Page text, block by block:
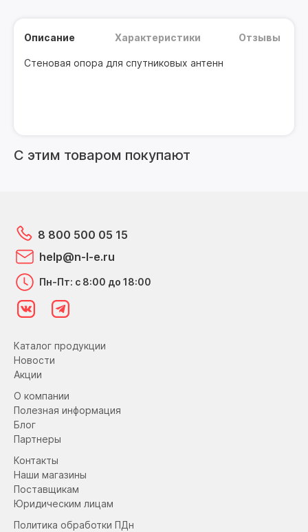
Описание
Стеновая опора для спутниковых антенн
Характеристики Отзывы
С этим товаром покупают
Каталог продукции
Новости
Акции
О компании
Полезная информация
Блог
Партнеры
Контакты
Наши магазины
Поставщикам
Юридическим лицам
Политика обработки ПДн
8 800 500 05 15
help@n-l-e.ru
Пн-Пт: с 8:00 до 18:00